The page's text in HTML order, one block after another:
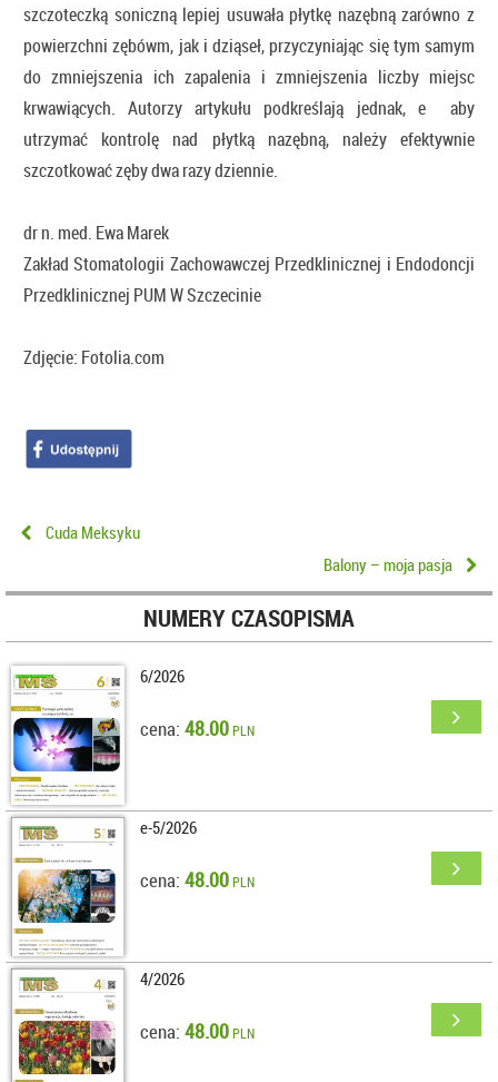
szczoteczką soniczną lepiej usuwała płytkę nazębną zarówno z
powierzchni zębówm, jak i dziąseł, przyczyniając się tym samym
do zmniejszenia ich zapalenia i zmniejszenia liczby miejsc
krwawiących. Autorzy artykułu podkreślają jednak, e aby
utrzymać kontrolę nad płytką nazębną, należy efektywnie
szczotkować zęby dwa razy dziennie.
dr n. med. Ewa Marek
Zakład Stomatologii Zachowawczej Przedklinicznej i Endodoncji
Przedklinicznej PUM W Szczecinie
Zdjęcie: Fotolia.com
Cuda Meksyku
Balony – moja pasja
NUMERY CZASOPISMA
6/2026
cena: 48.00PLN
e-5/2026
cena: 48.00PLN
4/2026
cena: 48.00PLN